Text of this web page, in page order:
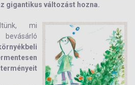
gigantikus változást hozna.
mi